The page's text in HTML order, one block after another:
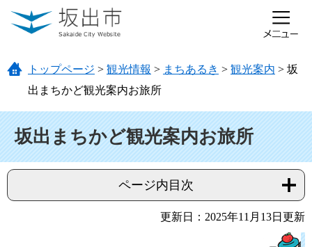
ページの先頭です。
メニューを飛ばして本文へ
トップページ > 観光情報 > まちあるき > 観光案内 > 坂
出まちかど観光案内お旅所
坂出まちかど観光案内お旅所
ページ内目次
更新日：2025年11月13日更新